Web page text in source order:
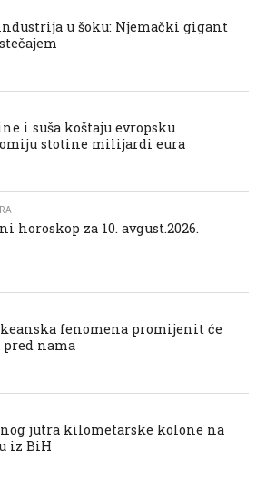
u šoku: Njemački gigant
i suša koštaju evropsku
stotine milijardi eura
horoskop za 10. avgust.2026.
fenomena promijenit će
nama
jutra kilometarske kolone na
iz BiH